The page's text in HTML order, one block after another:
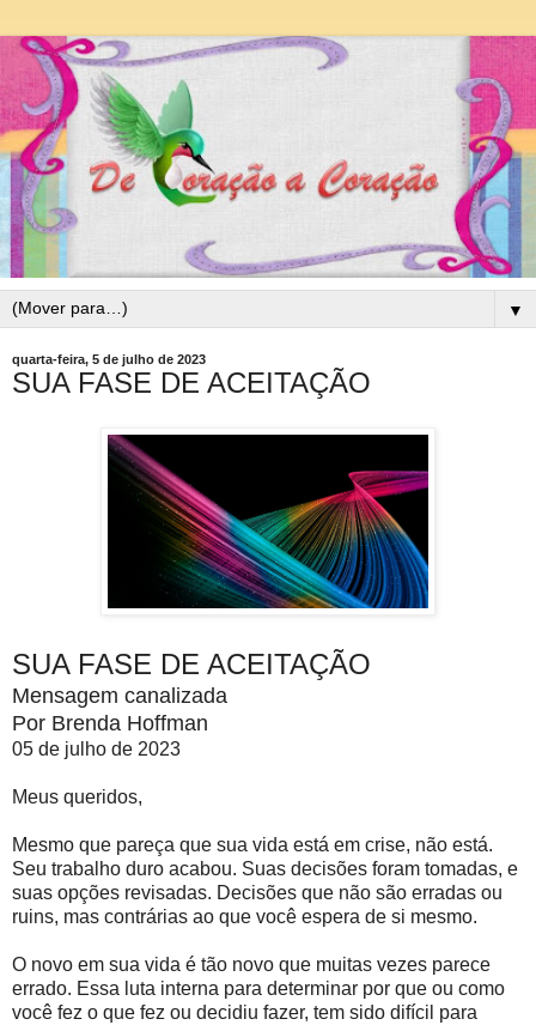
▼
quarta-feira, 5 de julho de 2023
SUA FASE DE ACEITAÇÃO
SUA FASE DE ACEITAÇÃO
Mensagem canalizada
Por Brenda Hoffman
05 de julho de 2023
Meus queridos,
Mesmo que pareça que sua vida está em crise, não está.
Seu trabalho duro acabou. Suas decisões foram tomadas, e
suas opções revisadas. Decisões que não são erradas ou
ruins, mas contrárias ao que você espera de si mesmo.
O novo em sua vida é tão novo que muitas vezes parece
errado. Essa luta interna para determinar por que ou como
você fez o que fez ou decidiu fazer, tem sido difícil para